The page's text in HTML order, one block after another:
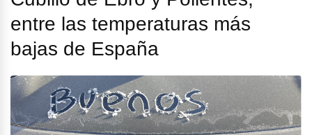
entre las temperaturas más
bajas de España